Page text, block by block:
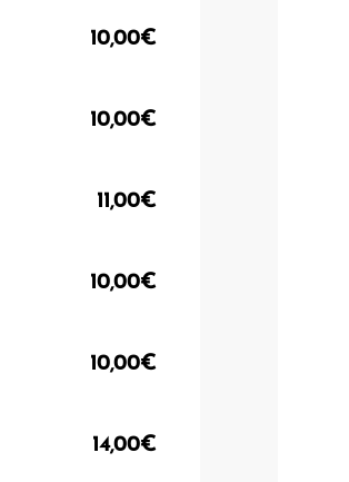
10,00€
10,00€
11,00€
10,00€
10,00€
14,00€